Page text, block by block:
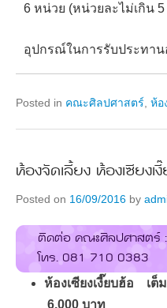
6 หน่วย (หน่วยละไม่เกิน
อุปกรณ์ในการรับประทา
Posted in คณะศิลปศาสตร์ ห้อ
ห้องจัดเลี้ยง ห้องเซีย
Posted on 16/09/2016 by
ติดต่อ คณะศิลปศาสตร์
โทร. 081 710 0383
ห้องเซียงเงี๊ยบฮ้อ เ
6,000 บาท